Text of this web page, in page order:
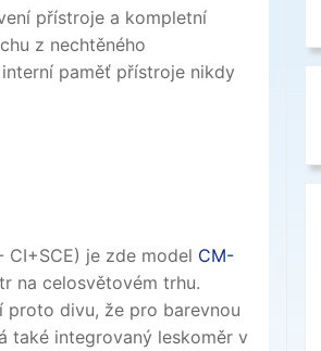
přístroje a kompletní
z nechtěného
paměť přístroje nikdy
je zde model CM-
na celosvětovém trhu.
proto divu, že pro barevnou
také integrovaný leskoměr v